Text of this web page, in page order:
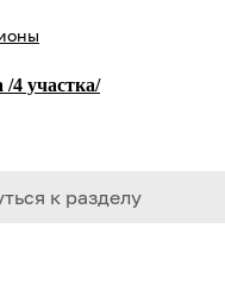
/4 участка/
к разделу